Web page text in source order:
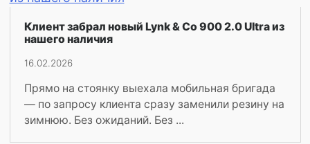
Клиент забрал новый Lynk & Co 900 2.0 Ultra из
нашего наличия
16.02.2026
Прямо на стоянку выехала мобильная бригада
— по запросу клиента сразу заменили резину на
зимнюю. Без ожиданий. Без ...